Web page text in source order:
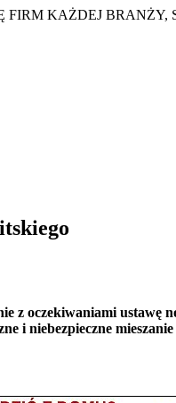
FIRM KAŻDEJ BRANŻY,
z oczekiwaniami
i niebezpieczne